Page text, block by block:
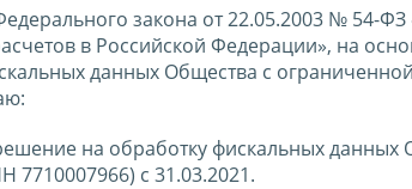
закона от 22.05.2003 № 54-
в Российской Федерации», на
данных Общества с
на обработку фискальных данных
7710007966) с 31.03.2021.